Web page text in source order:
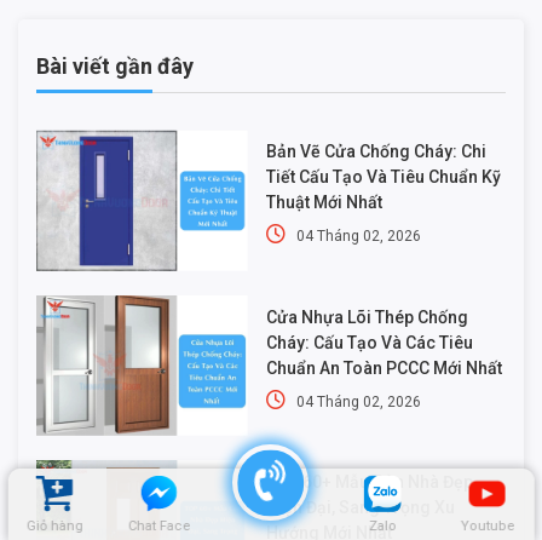
Giỏ hàng Chat Face Zalo Youtube
Bài viết gần đây
Bản Vẽ Cửa Chống Cháy: Chi
Tiết Cấu Tạo Và Tiêu Chuẩn Kỹ
Thuật Mới Nhất
04 Tháng 02, 2026
Cửa Nhựa Lõi Thép Chống
Cháy: Cấu Tạo Và Các Tiêu
Chuẩn An Toàn PCCC Mới Nhất
04 Tháng 02, 2026
TOP 60+ Mẫu Cửa Nhà Đẹp
Hiện Đại, Sang Trọng Xu
Hướng Mới Nhất